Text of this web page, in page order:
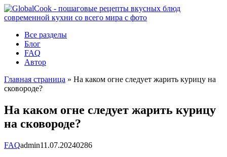
Перейти
к
Все разделы
Блог
FAQ
Автор
Главная страница » На каком огне следует жарить курицу на
сковороде?
На каком огне следует жарить курицу
на сковороде?
FAQadmin11.07.20240286